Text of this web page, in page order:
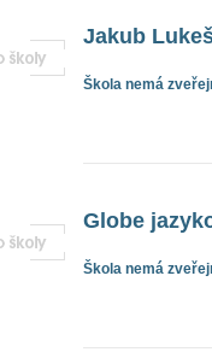
Jakub
Škola nemá
Globe
Škola nemá